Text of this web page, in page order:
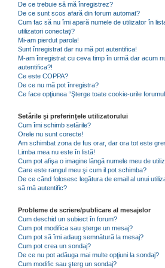
De ce trebuie să mă înregistrez?
De ce sunt scos afară din forum automat?
Cum fac să nu îmi apară numele de utilizator în
utilizatori conectaţi?
Mi-am pierdut parola!
Sunt înregistrat dar nu mă pot autentifica!
M-am înregistrat cu ceva timp în urmă dar acum
autentifica?!
Ce este COPPA?
De ce nu mă pot înregistra?
Ce face opţiunea “Şterge toate cookie-urile
Setările şi preferinţele utilizatorului
Cum îmi schimb setările?
Orele nu sunt corecte!
Am schimbat zona de fus orar, dar ora tot este
Limba mea nu este în listă!
Cum pot afişa o imagine lângă numele meu de
Care este rangul meu şi cum il pot schimba?
De ce când folosesc legătura de email al unui
să mă autentific?
Probleme de scriere/publicare al mesajelor
Cum deschid un subiect în forum?
Cum pot modifica sau şterge un mesaj?
Cum pot să îmi adaug semnătură la mesaj?
Cum pot crea un sondaj?
De ce nu pot adăuga mai multe opţiuni la sondaj?
Cum modific sau şterg un sondaj?